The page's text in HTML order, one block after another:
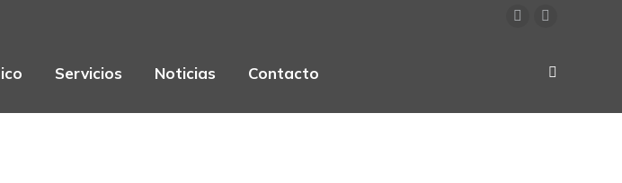
X
opens
new
YouTube
opens
new
Servicios Noticias Contacto Buscar: